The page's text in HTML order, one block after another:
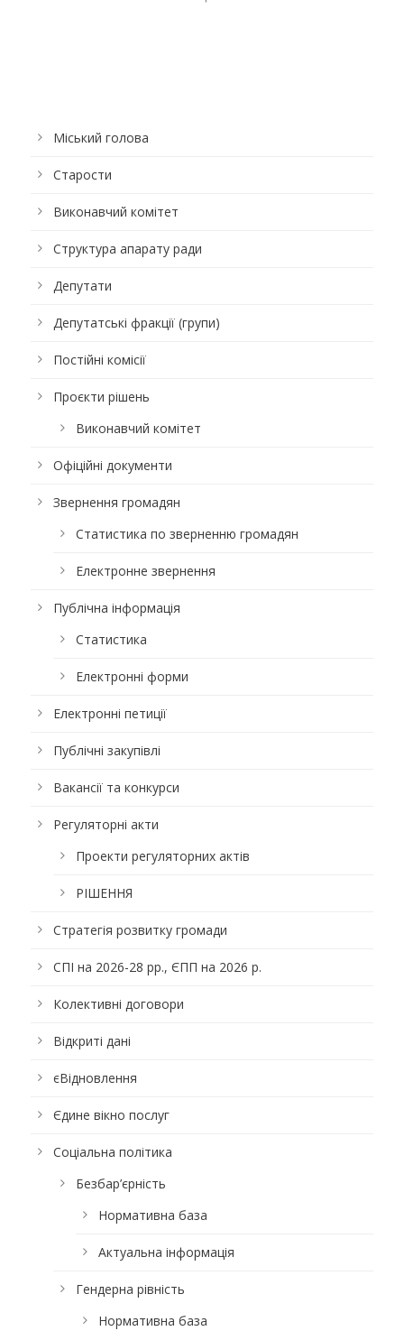
Міський голова
Старости
Виконавчий комітет
Структура апарату ради
Депутати
Депутатські фракції (групи)
Постійні комісії
Проєкти рішень
Виконавчий комітет
Офіційні документи
Звернення громадян
Статистика по зверненню громадян
Електронне звернення
Публічна інформація
Статистика
Електронні форми
Електронні петиції
Публічні закупівлі
Вакансії та конкурси
Регуляторні акти
Проекти регуляторних актів
РІШЕННЯ
Стратегія розвитку громади
СПІ на 2026-28 рр., ЄПП на 2026 р.
Колективні договори
Відкриті дані
єВідновлення
Єдине вікно послуг
Соціальна політика
Безбар’єрність
Нормативна база
Актуальна інформація
Гендерна рівність
Нормативна база